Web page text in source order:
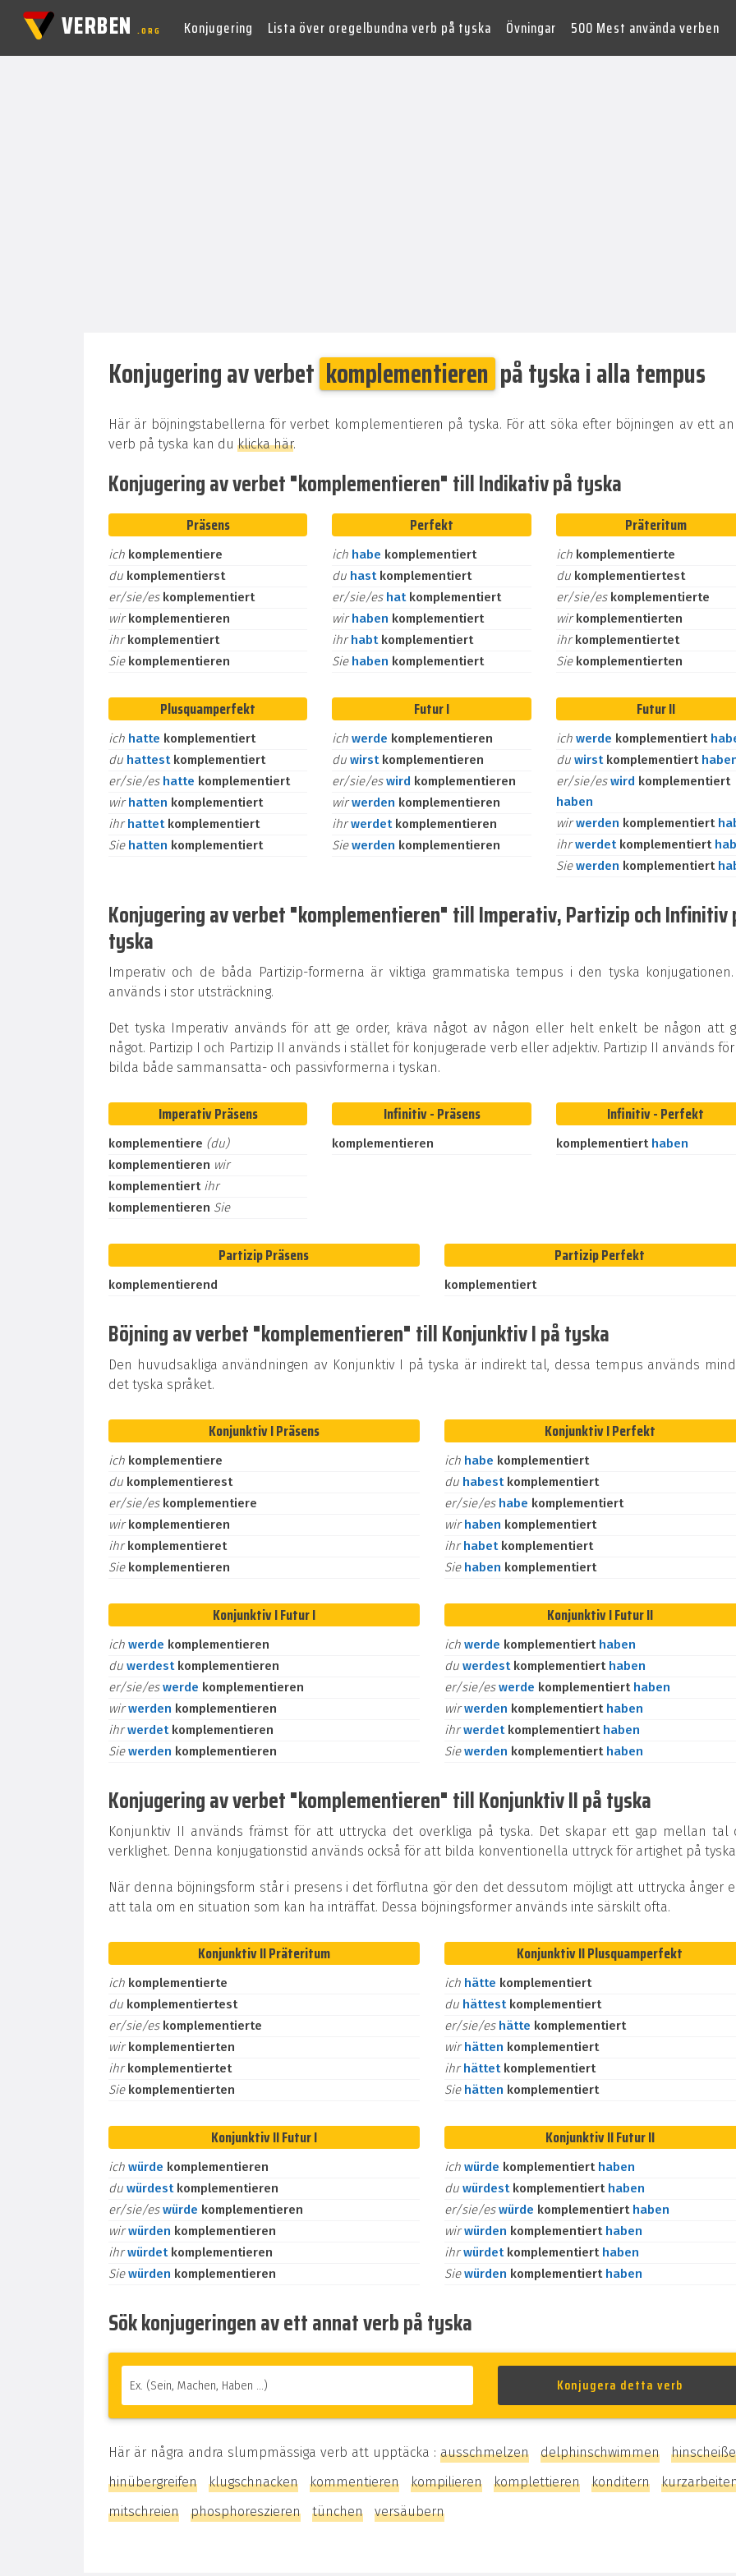
VERBEN.ORG Konjugering Lista över oregelbundna verb på tyska Övningar 500 Mest använda verben
Konjugering av verbet komplementieren på tyska i alla tempus
Här är böjningstabellerna för verbet komplementieren på tyska. För att söka efter böjningen av ett
verb på tyska kan du klicka här.
Konjugering av verbet "komplementieren" till Indikativ på tyska
Präsens
ich komplementiere
du komplementierst
er/sie/es komplementiert
wirkomplementieren
ihrkomplementiert
Sie komplementieren
Perfekt
ich habe komplementiert
du hast komplementiert
er/sie/es hat komplementiert
wirhaben komplementiert
ihrhabt komplementiert
Sie haben komplementiert
Präteritum
ich komplementierte
du komplementiertest
er/sie/es komplementierte
wirkomplementierten
ihrkomplementiertet
Sie komplementierten
Plusquamperfekt
ich hatte komplementiert
du hattest komplementiert
er/sie/es hatte komplementiert
wirhatten komplementiert
ihrhattet komplementiert
Sie hatten komplementiert
Futur I
ichwerde komplementieren
duwirst komplementieren
er/sie/eswird komplementieren
wirwerden komplementieren
ihrwerdet komplementieren
Siewerden komplementieren
Futur II
ich werde komplementiert
du wirst komplementiert
er/sie/eswird komplementiert
haben
wirwerden komplementiert
ihrwerdet komplementiert
Siewerden komplementiert
Konjugering av verbet "komplementieren" till Imperativ, Partizip och Infinitiv
tyska
Imperativ och de båda Partizip-formerna är viktiga grammatiska tempus i den tyska konjugationen.
används i stor utsträckning.
Det tyska Imperativ används för att ge order, kräva något av någon eller helt enkelt be någon att
något. Partizip I och Partizip II används i stället för konjugerade verb eller adjektiv. Partizip II används
bilda både sammansatta- och passivformerna i tyskan.
Imperativ Präsens
komplementiere (du)
komplementieren wir
komplementiert ihr
komplementieren Sie
Infinitiv - Präsens
komplementieren
Infinitiv - Perfekt
komplementiert haben
Partizip Präsens
komplementierend
Partizip Perfekt
komplementiert
Böjning av verbet "komplementieren" till Konjunktiv I på tyska
Den huvudsakliga användningen av Konjunktiv I på tyska är indirekt tal, dessa tempus används
det tyska språket.
Konjunktiv I Präsens
ich komplementiere
du komplementierest
er/sie/es komplementiere
wirkomplementieren
ihrkomplementieret
Sie komplementieren
Konjunktiv I Perfekt
ich habe komplementiert
du habest komplementiert
er/sie/es habe komplementiert
wirhaben komplementiert
ihrhabet komplementiert
Sie haben komplementiert
Konjunktiv I Futur I
ich werde komplementieren
du werdest komplementieren
er/sie/eswerde komplementieren
wirwerden komplementieren
ihrwerdet komplementieren
Siewerden komplementieren
Konjunktiv I Futur II
ich werde komplementiert haben
du werdest komplementiert haben
er/sie/eswerde komplementiert haben
wirwerden komplementiert haben
ihrwerdet komplementiert haben
Siewerden komplementiert haben
Konjugering av verbet "komplementieren" till Konjunktiv II på tyska
Konjunktiv II används främst för att uttrycka det overkliga på tyska. Det skapar ett gap mellan tal
verklighet. Denna konjugationstid används också för att bilda konventionella uttryck för artighet på
När denna böjningsform står i presens i det förflutna gör den det dessutom möjligt att uttrycka ånger
att tala om en situation som kan ha inträffat. Dessa böjningsformer används inte särskilt ofta.
Konjunktiv II Präteritum
ich komplementierte
du komplementiertest
er/sie/es komplementierte
wirkomplementierten
ihrkomplementiertet
Sie komplementierten
Konjunktiv II Plusquamperfekt
ich hätte komplementiert
du hättest komplementiert
er/sie/es hätte komplementiert
wirhätten komplementiert
ihrhättet komplementiert
Sie hätten komplementiert
Konjunktiv II Futur I
ich würde komplementieren
du würdest komplementieren
er/sie/eswürde komplementieren
wirwürden komplementieren
ihrwürdet komplementieren
Siewürden komplementieren
Konjunktiv II Futur II
ich würde komplementiert haben
du würdest komplementiert haben
er/sie/eswürde komplementiert haben
wirwürden komplementiert haben
ihrwürdet komplementiert haben
Siewürden komplementiert haben
Sök konjugeringen av ett annat verb på tyska
Här är några andra slumpmässiga verb att upptäcka : ausschmelzen delphinschwimmen
hinübergreifen
klugschnacken kommentieren kompilieren komplettieren konditern
mitschreien
phosphoreszieren tünchen versäubern